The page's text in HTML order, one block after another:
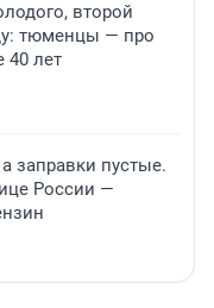
второй
тюменцы — про
40 лет
заправки пустые.
России —